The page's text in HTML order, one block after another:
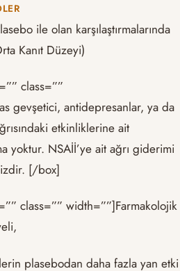
ile olan karşılaştırmalarında
Kanıt Düzeyi)
class=””
gevşetici, antidepresanlar, ya da
etkinliklerine ait
yoktur. NSAİİ’ye ait ağrı giderimi
[/box]
class=”” width=””]Farmakolojik
plasebodan daha fazla yan etki